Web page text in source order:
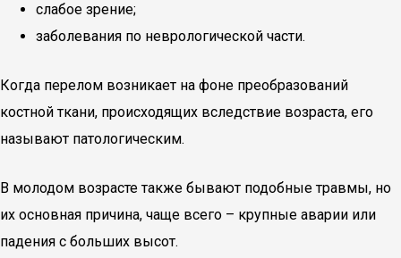
слабое зрение;
заболевания по неврологической части.
Когда перелом возникает на фоне преобразований
костной ткани, происходящих вследствие возраста, его
называют патологическим.
В молодом возрасте также бывают подобные травмы, но
их основная причина, чаще всего – крупные аварии или
падения с больших высот.